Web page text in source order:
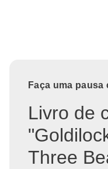
Faça uma
Livro de
Three